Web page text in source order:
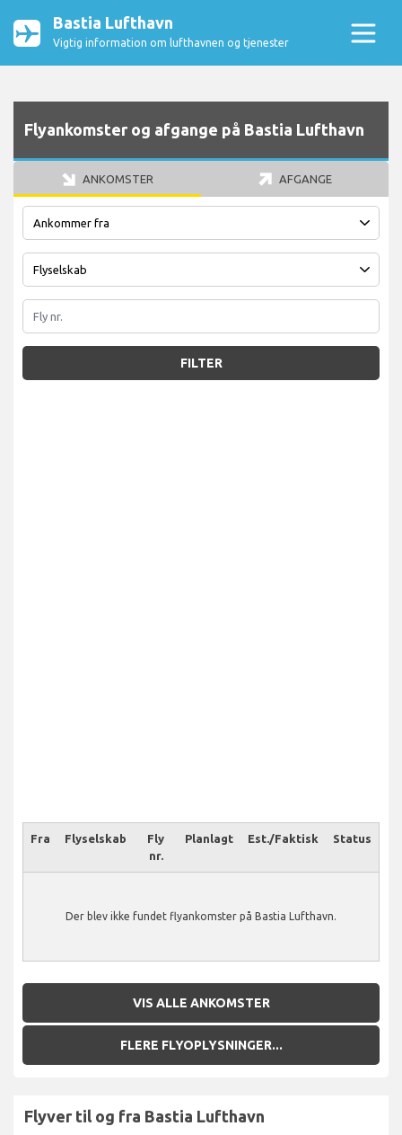
Bastia Lufthavn
Vigtig information om lufthavnen og tjenester
Flyankomster og afgange på Bastia Lufthavn
ANKOMSTER AFGANGE
FILTER
Fra Flyselskab
Fly
nr.
Planlagt Est./Faktisk Status
Der blev ikke fundet flyankomster på Bastia Lufthavn.
VIS ALLE ANKOMSTER
FLERE FLYOPLYSNINGER...
Flyver til og fra Bastia Lufthavn